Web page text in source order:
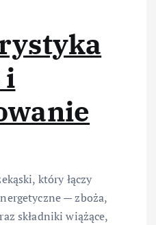
i
który łączy
— zboża,
składniki wiążące,